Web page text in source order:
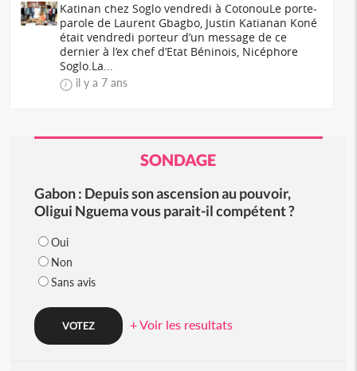
Katinan chez Soglo vendredi à CotonouLe porte-
parole de Laurent Gbagbo, Justin Katianan Koné
était vendredi porteur d’un message de ce
dernier à l’ex chef d’Etat Béninois, Nicéphore
Soglo.La...
il y a 7 ans
SONDAGE
Gabon : Depuis son ascension au pouvoir,
Oligui Nguema vous parait-il compétent ?
Oui
Non
Sans avis
+ Voir les resultats